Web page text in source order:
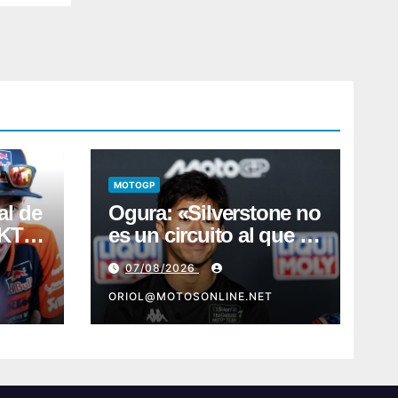
de
MOTOGP
Ogura: «Silverstone no
es un circuito al que le
tenga muchas ganas»
07/08/2026
ORIOL@MOTOSONLINE.NET